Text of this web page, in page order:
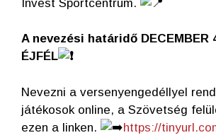
Invest Sportcentrum.
A nevezési határidő DECEMBER
ÉJFÉL
Nevezni a versenyengedéllyel
játékosok online, a Szövetség
ezen a linken.
https://